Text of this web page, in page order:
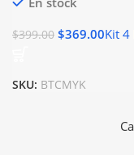
$399.00 $369.00Kit 4
SKU: BTCMYK